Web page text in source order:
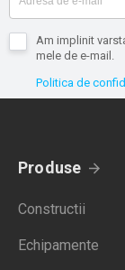
Am implinit
mele de e-mail.
Politica de
Produse
Constructii
Echipamente